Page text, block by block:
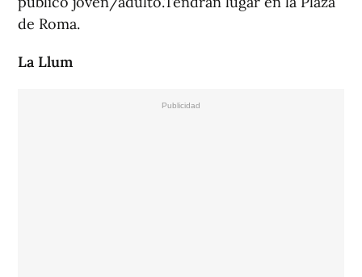
de Roma.
La Llum